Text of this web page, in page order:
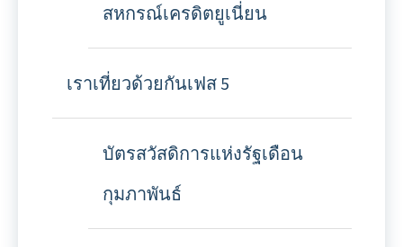
สหกรณ์เครดิตยูเนี่ยน
เราเที่ยวด้วยกันเฟส 5
บัตรสวัสดิการแห่งรัฐเดือน
กุมภาพันธ์